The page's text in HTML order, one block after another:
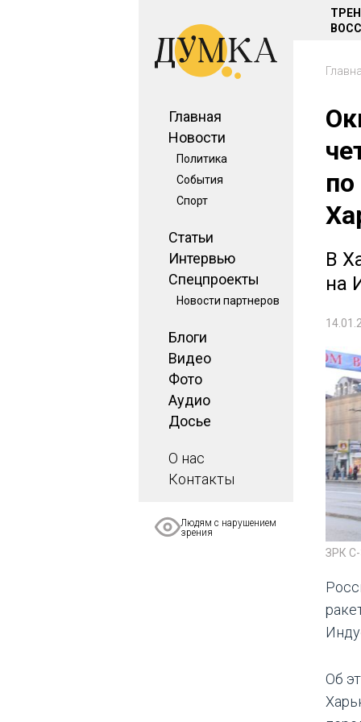
Главная
Новости
Политика
События
Спорт
Статьи
Интервью
Спецпроекты
Новости партнеров
Блоги
Видео
Фото
Аудио
Досье
О нас
Контакты
Людям с нарушением
зрения
В
на
ЗРК
Об